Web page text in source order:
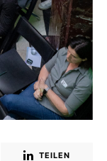
TEILEN